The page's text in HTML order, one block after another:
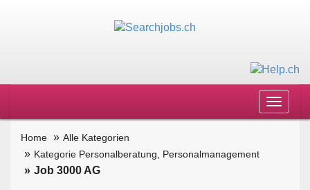
Toggle
Home
Alle Kategorien
Kategorie Personalberatung, Personalmanagement
Job 3000 AG